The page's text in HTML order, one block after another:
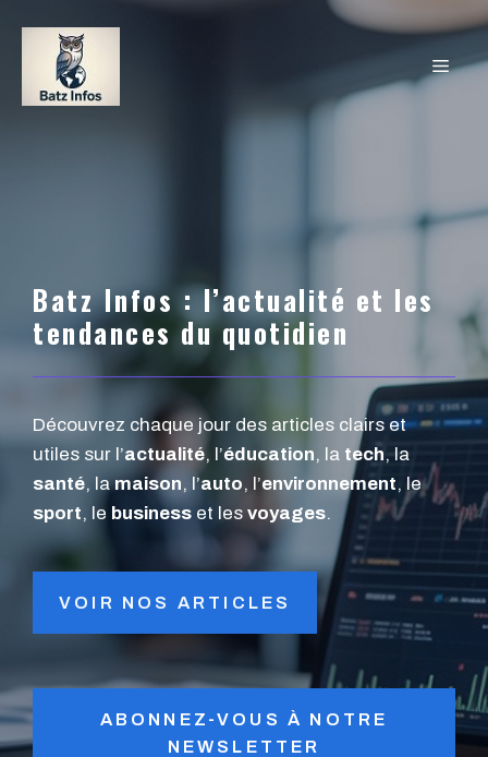
contenu
Batz Infos : l’actualité et les
tendances du quotidien
Découvrez chaque jour des articles clairs et
utiles sur l’actualité, l’éducation, la tech, la
santé, lamaison, l’auto, l’environnement, le
sport, le business et les voyages.
VOIR NOS ARTICLES
ABONNEZ-VOUS À NOTRE
NEWSLETTER